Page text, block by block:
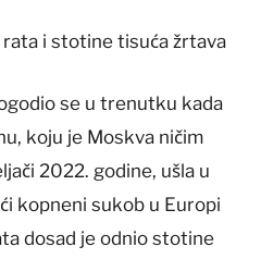
i stotine tisuća žrtava
se u trenutku kada
koju je Moskva ničim
2022. godine, ušla u
kopneni sukob u Europi
dosad je odnio stotine